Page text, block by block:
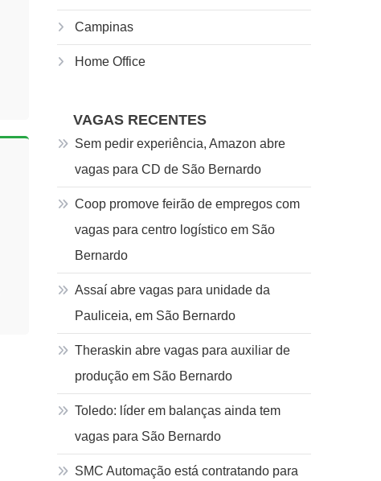
Campinas
Home Office
VAGAS RECENTES
Sem pedir experiência, Amazon abre
vagas para CD de São Bernardo
Coop promove feirão de empregos com
vagas para centro logístico em São
Bernardo
Assaí abre vagas para unidade da
Pauliceia, em São Bernardo
Theraskin abre vagas para auxiliar de
produção em São Bernardo
Toledo: líder em balanças ainda tem
vagas para São Bernardo
SMC Automação está contratando para